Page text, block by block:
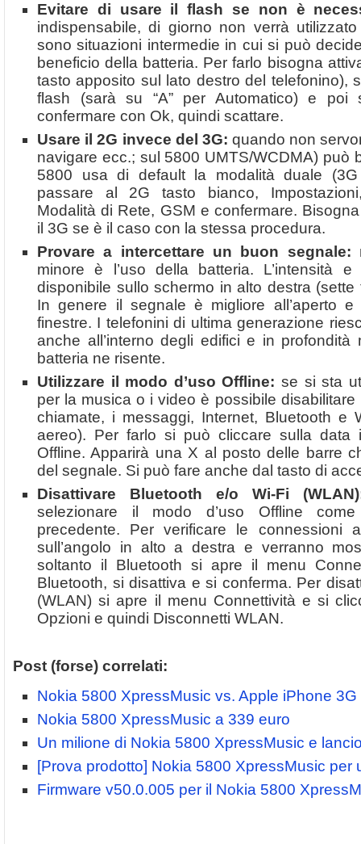
Evitare di usare il flash se non è
indispensabile, di giorno non verrà
sono situazioni intermedie in cui si può
beneficio della batteria. Per farlo bisogna
tasto apposito sul lato destro del telefonino),
flash (sarà su “A” per Automatico) e poi
confermare con Ok, quindi scattare.
Usare il 2G invece del 3G: quando non
navigare ecc.; sul 5800 UMTS/WCDMA) può
5800 usa di default la modalità duale
passare al 2G tasto bianco,
Modalità di Rete, GSM e confermare.
il 3G se è il caso con la stessa procedura.
Provare a intercettare un buon segnale:
minore è l’uso della batteria. L’intensità
disponibile sullo schermo in alto destra
In genere il segnale è migliore all’aperto
finestre. I telefonini di ultima generazione
anche all’interno degli edifici e in
batteria ne risente.
Utilizzare il modo d’uso Offline: se si sta
per la musica o i video è possibile
chiamate, i messaggi, Internet, Bluetooth e
aereo). Per farlo si può cliccare sulla data
Offline. Apparirà una X al posto delle barre
del segnale. Si può fare anche dal tasto di
Disattivare Bluetooth e/o Wi-Fi
selezionare il modo d’uso Offline
precedente. Per verificare le connessioni
sull’angolo in alto a destra e verranno
soltanto il Bluetooth si apre il menu
Bluetooth, si disattiva e si conferma. Per
(WLAN) si apre il menu Connettività e si
Opzioni e quindi Disconnetti WLAN.
Post (forse) correlati:
Nokia 5800 XpressMusic vs. Apple iPhone 3G
Nokia 5800 XpressMusic a 339 euro
Un milione di Nokia 5800 XpressMusic e
[Prova prodotto] Nokia 5800 XpressMusic per
Firmware v50.0.005 per il Nokia 5800